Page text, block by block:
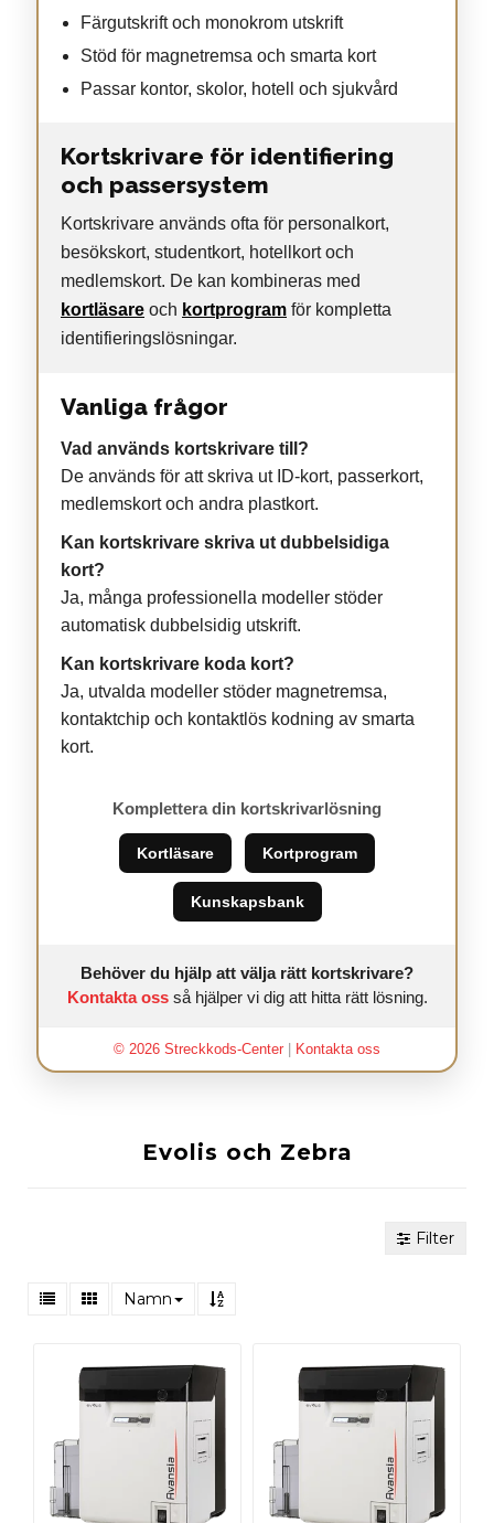
Färgutskrift och monokrom utskrift
Stöd för magnetremsa och smarta kort
Passar kontor, skolor, hotell och sjukvård
Kortskrivare för identifiering
och passersystem
Kortskrivare används ofta för personalkort,
besökskort, studentkort, hotellkort och
medlemskort. De kan kombineras med
kortläsare och kortprogram för kompletta
identifieringslösningar.
Vanliga frågor
Vad används kortskrivare till?
De används för att skriva ut ID-kort, passerkort,
medlemskort och andra plastkort.
Kan kortskrivare skriva ut dubbelsidiga
kort?
Ja, många professionella modeller stöder
automatisk dubbelsidig utskrift.
Kan kortskrivare koda kort?
Ja, utvalda modeller stöder magnetremsa,
kontaktchip och kontaktlös kodning av smarta
kort.
Komplettera din kortskrivarlösning
Kortläsare Kortprogram
Kunskapsbank
Behöver du hjälp att välja rätt kortskrivare?
Kontakta ossså hjälper vi dig att hitta rätt lösning.
© 2026 Streckkods-Center Kontakta oss
Evolis och Zebra
Filter
Namn